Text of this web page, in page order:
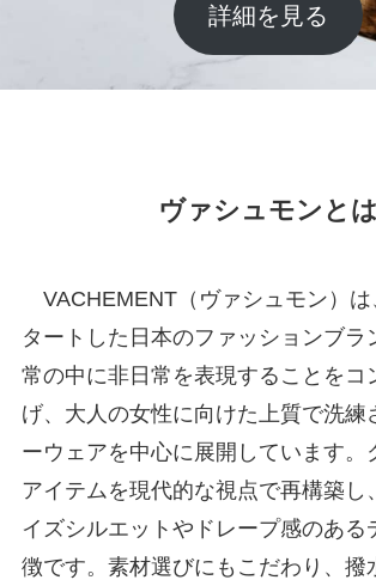
詳細を見る
ヴァシュモンとは
VACHEMENT（ヴァシュモン）は
タートした日本のファッションブラ
常の中に非日常を表現することをコ
げ、大人の女性に向けた上質で洗練
ーウェアを中心に展開しています。
アイテムを現代的な視点で再構築し
イズシルエットやドレープ感のある
徴です。素材選びにもこだわり、撥